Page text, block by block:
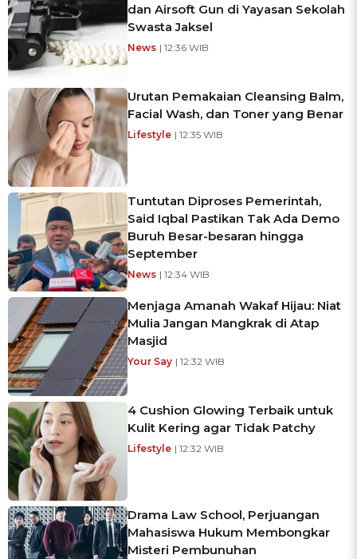
dan Airsoft Gun di Yayasan Sekolah
Swasta Jaksel
News | 12:36 WIB
Urutan Pemakaian Cleansing Balm,
Facial Wash, dan Toner yang Benar
Lifestyle | 12:35 WIB
Tuntutan Diproses Pemerintah,
Said Iqbal Pastikan Tak Ada Demo
Buruh Besar-besaran hingga
September
News | 12:34 WIB
Menjaga Amanah Wakaf Hijau: Niat
Mulia Jangan Mangkrak di Atap
Masjid
Your Say | 12:32 WIB
4 Cushion Glowing Terbaik untuk
Kulit Kering agar Tidak Patchy
Lifestyle | 12:32 WIB
Drama Law School, Perjuangan
Mahasiswa Hukum Membongkar
Misteri Pembunuhan